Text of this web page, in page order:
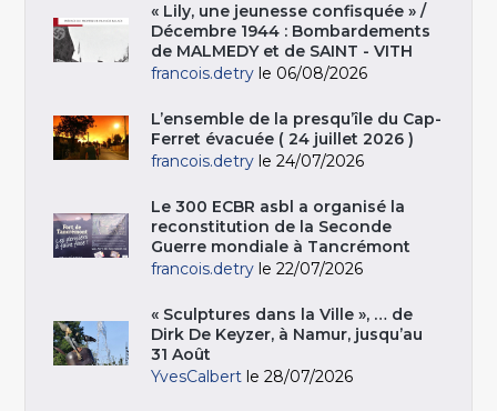
« Lily, une jeunesse confisquée » /
Décembre 1944 : Bombardements
de MALMEDY et de SAINT - VITH
francois.detry le 06/08/2026
L’ensemble de la presqu’île du Cap-
Ferret évacuée ( 24 juillet 2026 )
francois.detry le 24/07/2026
Le 300 ECBR asbl a organisé la
reconstitution de la Seconde
Guerre mondiale à Tancrémont
francois.detry le 22/07/2026
« Sculptures dans la Ville », … de
Dirk De Keyzer, à Namur, jusqu’au
31 Août
YvesCalbert le 28/07/2026